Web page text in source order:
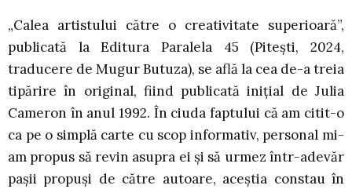
„Calea artistului către o creativitate superioară”,
publicată la Editura Paralela 45 (Pitești, 2024,
traducere de Mugur Butuza), se află la cea de-a treia
tipărire în original, fiind publicată inițial de Julia
Cameron în anul 1992. În ciuda faptului că am citit-o
ca pe o simplă carte cu scop informativ, personal mi-
am propus să revin asupra ei și să urmez într-adevăr
pașii propuși de către autoare, aceștia constau în